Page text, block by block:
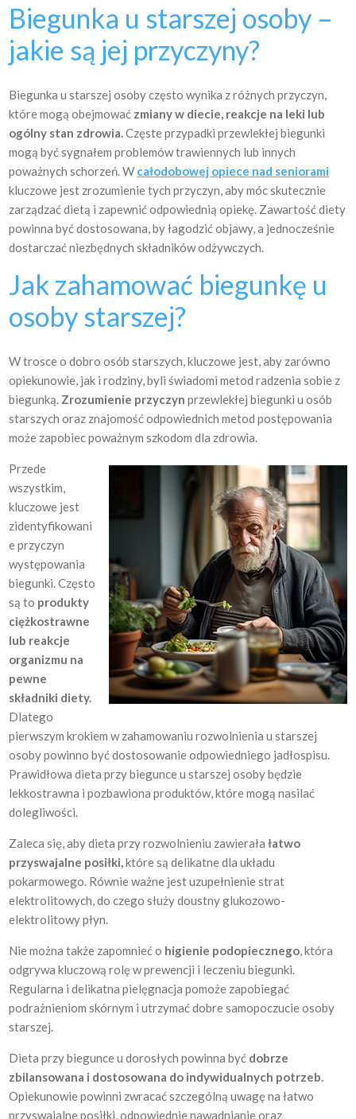
Biegunka u starszej osoby –
jakie są jej przyczyny?
Biegunka u starszej osoby często wynika z różnych przyczyn,
które mogą obejmować zmiany w diecie, reakcje na leki lub
ogólny stan zdrowia.Częste przypadki przewlekłej biegunki
mogą być sygnałem problemów trawiennych lub innych
poważnych schorzeń. W całodobowej opiece nad seniorami
kluczowe jest zrozumienie tych przyczyn, aby móc skutecznie
zarządzać dietą i zapewnić odpowiednią opiekę. Zawartość diety
powinna być dostosowana, by łagodzić objawy, a jednocześnie
dostarczać niezbędnych składników odżywczych.
Jak zahamować biegunkę u
osoby starszej?
W trosce o dobro osób starszych, kluczowe jest, aby zarówno
opiekunowie, jak i rodziny, byli świadomi metod radzenia sobie z
biegunką. Zrozumienie przyczyn przewlekłej biegunki u osób
starszych oraz znajomość odpowiednich metod postępowania
może zapobiec poważnym szkodom dla zdrowia.
Przede
wszystkim,
kluczowe jest
zidentyfikowani
e przyczyn
występowania
biegunki. Często
są to produkty
ciężkostrawne
lub reakcje
organizmu na
pewne
składniki diety.
Dlatego
pierwszym krokiem w zahamowaniu rozwolnienia u starszej
osoby powinno być dostosowanie odpowiedniego jadłospisu.
Prawidłowa dieta przy biegunce u starszej osoby będzie
lekkostrawna i pozbawiona produktów, które mogą nasilać
dolegliwości.
Zaleca się, aby dieta przy rozwolnieniu zawierała łatwo
przyswajalne posiłki,które są delikatne dla układu
pokarmowego. Równie ważne jest uzupełnienie strat
elektrolitowych, do czego służy doustny glukozowo-
elektrolitowy płyn.
Nie można także zapomnieć o higienie podopiecznego, która
odgrywa kluczową rolę w prewencji i leczeniu biegunki.
Regularna i delikatna pielęgnacja pomoże zapobiegać
podrażnieniom skórnym i utrzymać dobre samopoczucie osoby
starszej.
Dieta przy biegunce u dorosłych powinna być dobrze
zbilansowana i dostosowana do indywidualnych potrzeb.
Opiekunowie powinni zwracać szczególną uwagę na łatwo
przyswajalne posiłki, odpowiednie nawadnianie oraz